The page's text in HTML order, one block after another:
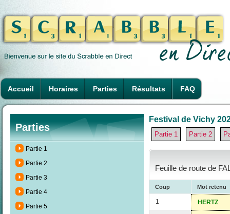
Accueil Horaires Parties Résultats FAQ
Parties
Partie 1
Partie 2
Partie 3
Partie 4
Partie 5
Festival de Vichy
Partie 1 Partie 2
Feuille de route de
Coup Mot retenu
1 HERTZ